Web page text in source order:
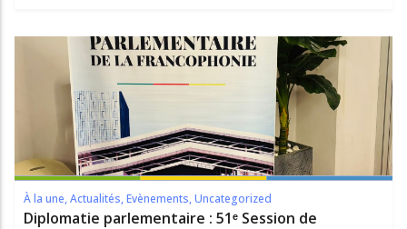
À la une,Actualités,Evènements,Uncategorized
Diplomatie parlementaire : 51ᵉ Session de